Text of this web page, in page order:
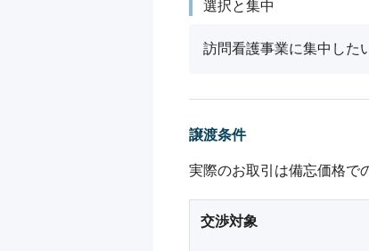
選択と集中
訪問看護事業に集中した
譲渡条件
実際のお取引は備忘価格で
交渉対象